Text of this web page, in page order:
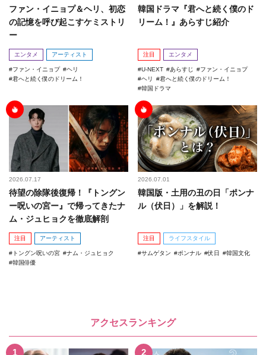
ファン・イニョプ＆ヘリ、初恋
の記憶を呼び起こすケミストリ
ー
エンタメ アーティスト
ファン・イニョプ
ヘリ
君へと続く僕のドリーム！
韓国ドラマ『君へと続く僕のド
リーム！』あらすじ紹介
注目 エンタメ
U-NEXT あらすじ
ファン・イニョプ
ヘリ
君へと続く僕のドリーム！
韓国ドラマ
2026.07.17
待望の除隊後復帰！『トングン
ー呪いの宮ー』で帰ってきたナ
ム・ジュヒョクを徹底解剖
注目 アーティスト
トングン呪いの宮
ナム・ジュヒョク
韓国俳優
2026.07.01
韓国版・土用の丑の日「ポンナ
ル（伏日）」を解説！
注目 ライフスタイル
サムゲタン ポンナル 伏日 韓国文化
アクセスランキング